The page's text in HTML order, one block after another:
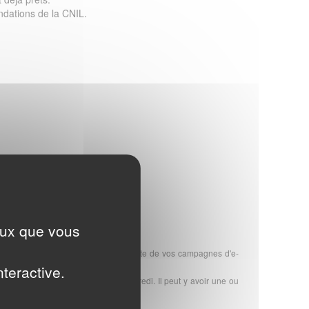
de la CNIL.
garantit le meilleur taux de réussite de vos campagnes d'e-
commande, du lundi au vendredi. Il peut y avoir une ou
que vous